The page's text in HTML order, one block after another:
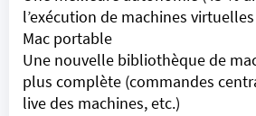
l’exécution de machines
Mac portable
Une nouvelle bibliothèque de
plus complète (commandes
live des machines, etc.)